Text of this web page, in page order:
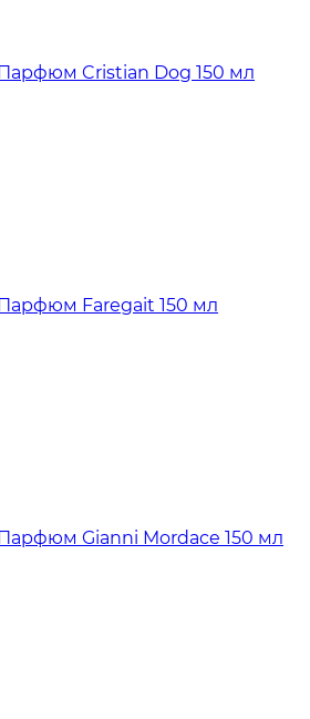
Cristian Dog 150 мл
Faregait 150 мл
Gianni Mordace 150 мл